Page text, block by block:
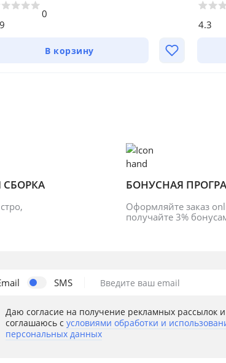
0
В корзину
4.3
БОНУСНАЯ
Оформляйте заказ
получайте 3%
SMS Введите ваш email
Даю согласие на получение рекламных рассылок и
соглашаюсь с условиями обработки и
персональных данных